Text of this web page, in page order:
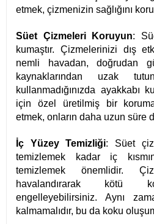
etmek, çizmenizin sağlığını
Süet Çizmeleri Koruyun:
kumaştır. Çizmelerinizi dış
nemli havadan, doğrudan
kaynaklarından uzak
kullanmadığınızda ayakkabı
için özel üretilmiş bir
etmek, onların daha uzun süre
İç Yüzey Temizliği: Süet
temizlemek kadar iç
temizlemek önemlidir.
havalandırarak kötü
engelleyebilirsiniz. Aynı
kalmamalıdır, bu da koku